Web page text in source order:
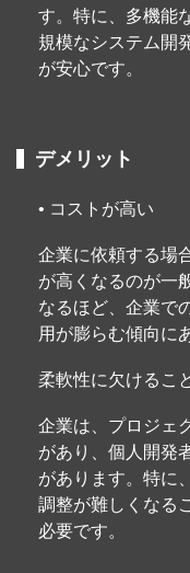
す。特に、多機能
規模なシステム開
が安心です。
デメリット
• コストが高い
企業に依頼する場
が高くなるのが一
なるほど、企業で
用が膨らむ傾向に
柔軟性に欠けるこ
企業は、プロジェ
があり、個人開発
があります。特に
調整が難しくなる
必要です。